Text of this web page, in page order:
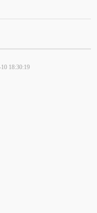
18:30:19